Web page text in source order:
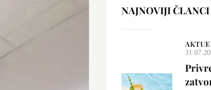
NAJNOVIJI ČLANCI